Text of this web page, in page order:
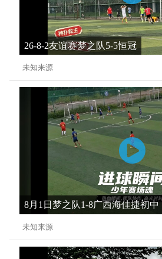
26-8-2友谊赛梦之队5-5恒冠
未知来源
8月1日梦之队1-8广西海佳捷初中
未知来源